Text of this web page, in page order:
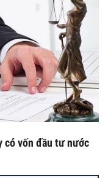
có vốn đầu tư nước